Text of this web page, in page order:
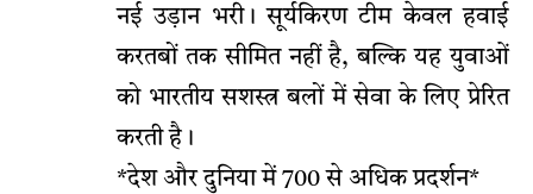
नई उड़ान भरी। सूर्यकिरण टीम केवल हवाई
करतबों तक सीमित नहीं है, बल्कि यह युवाओं
को भारतीय सशस्त्र बलों में सेवा के लिए प्रेरित
करती है।
*देश और दुनिया में 700 से अधिक प्रदर्शन*